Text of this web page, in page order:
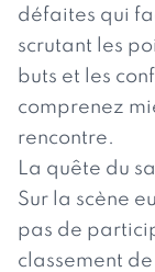
défaites qui
scrutant les
buts et les
comprenez
rencontre.
La quête du
Sur la scène
pas de
classement